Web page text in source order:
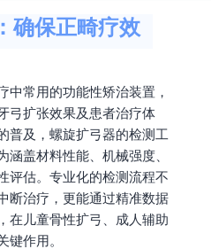
确保正畸疗效
中常用的功能性矫治装置，
弓扩张效果及患者治疗体
普及，螺旋扩弓器的检测工
盖材料性能、机械强度、
评估。专业化的检测流程不
断治疗，更能通过精准数据
在儿童骨性扩弓、成人辅助
键作用。